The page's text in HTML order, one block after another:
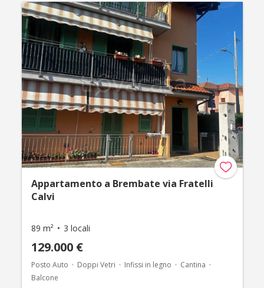
Appartamento a Brembate via Fratelli
Calvi
89 m² 3 locali
129.000 €
Posto Auto Doppi Vetri Infissi in legno
Cantina
Balcone